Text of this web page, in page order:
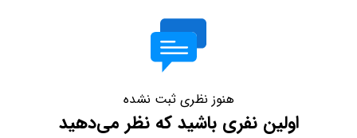
هنوز نظری ثبت نشده
اولین نفری باشید که نظر می‌دهید